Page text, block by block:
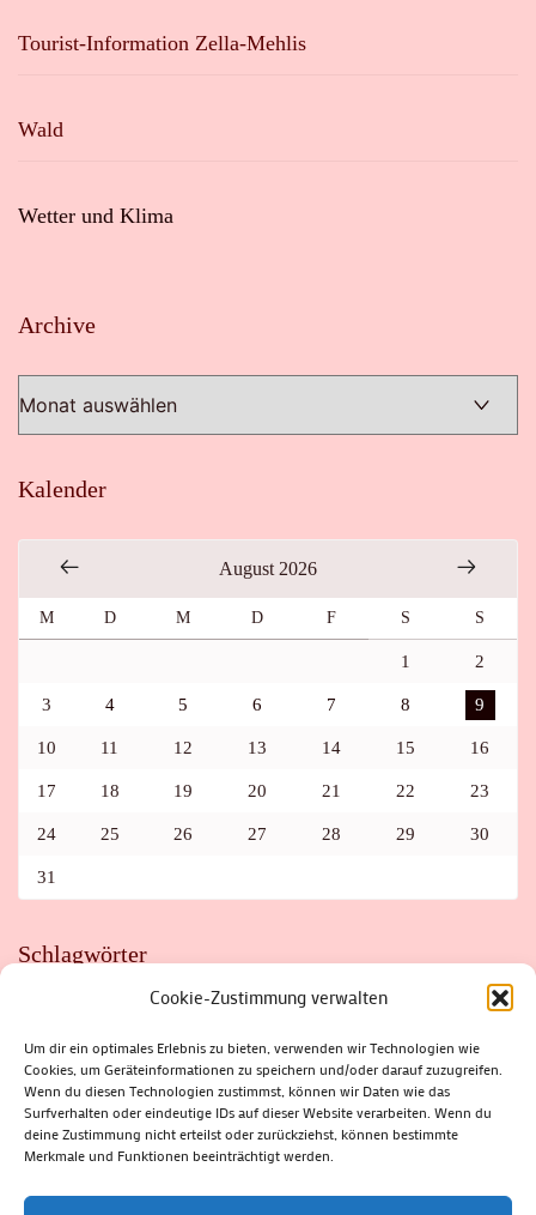
Cookie-Zustimmung verwalten
Um dir ein optimales Erlebnis zu bieten, verwenden wir Technologien wie
Cookies, um Geräteinformationen zu speichern und/oder darauf zuzugreifen.
Wenn du diesen Technologien zustimmst, können wir Daten wie das
Surfverhalten oder eindeutige IDs auf dieser Website verarbeiten. Wenn du
deine Zustimmung nicht erteilst oder zurückziehst, können bestimmte
Merkmale und Funktionen beeinträchtigt werden.
Tourist-Information Zella-Mehlis
Wald
Wetter und Klima
Archive
Kalender
August 2026
M D M D F S S
1 2
3 4 5 6 7 8 9
10 11 12 13 14 15 16
17 18 19 20 21 22 23
24 25 26 27 28 29 30
31
Schlagwörter
FAHRRAD
FLOHMARKT FOLK GEWINNSPIEL
HITZE
HITZEFALLE AUTO
IRISH DANCE JAZZ
KABARETT
KINDER
KIRMES KLASSIK
KLEINE SUHLER REIHE
KRIMI
KULTUR LESUNG LOTTO
MEININGEN
PARASITEN
PILZE SCHLEUSINGEN
SCHULWEG
SOMMERFERIEN
SPORT SRH
STADTFEST
STADTMARKETING
STRASSENSPERRUNG
SUHL
SUHLER FRÜHLING
SUHLER STADTMARKETING
THÜRINGER WALD
ZELLA-MEHLIS